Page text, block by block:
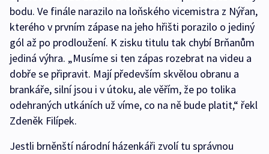
bodu. Ve finále narazilo na loňského vicemistra z Nýřan,
kterého v prvním zápase na jeho hřišti porazilo o jediný
gól až po prodloužení. K zisku titulu tak chybí Brňanům
jediná výhra. „Musíme si ten zápas rozebrat na videu a
dobře se připravit. Mají především skvělou obranu a
brankáře, silní jsou i v útoku, ale věřím, že po tolika
odehraných utkáních už víme, co na ně bude platit,“ řekl
Zdeněk Filípek.
Jestli brněnští národní házenkáři zvolí tu správnou